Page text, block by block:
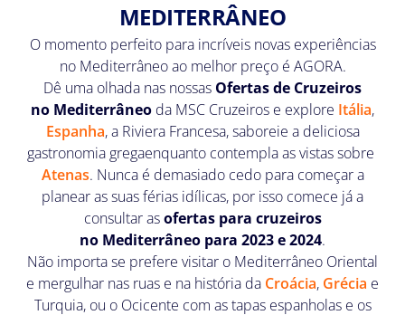
MEDITERRÂNEO
O momento perfeito para incríveis novas experiências
no Mediterrâneo ao melhor preço é AGORA.
Dê uma olhada nas nossas Ofertas de Cruzeiros
no Mediterrâneo da MSC Cruzeiros e explore Itália,
Espanha, a Riviera Francesa, saboreie a deliciosa
gastronomia gregaenquanto contempla as vistas sobre
Atenas. Nunca é demasiado cedo para começar a
planear as suas férias idílicas, por isso comece já a
consultar asofertas para cruzeiros
no Mediterrâneo para 2023 e 2024.
Não importa se prefere visitar o Mediterrâneo Oriental
e mergulhar nas ruas e na história da Croácia, Grécia e
Turquia, ou o Ocicente com as tapas espanholas e os